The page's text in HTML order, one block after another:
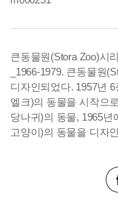
큰동물원(Stora Zoo)시
_1966-1979. 큰동물원
디자인되었다. 1957년
엘크)의 동물을 시작으
당나귀)의 동물, 1965년
고양이)의 동물을 디자